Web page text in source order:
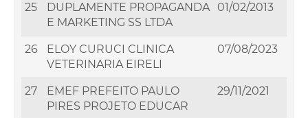
25
DUPLAMENTE PROPAGANDA
E MARKETING SS LTDA
01/02/2013
26
ELOY CURUCI CLINICA
VETERINARIA EIRELI
07/08/2023
27
EMEF PREFEITO PAULO
PIRES PROJETO EDUCAR
29/11/2021